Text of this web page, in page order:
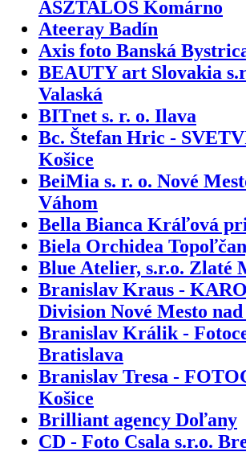
ASZTALOS Komárno
Ateeray Badín
Axis foto Banská
BEAUTY art Slovakia
Valaská
BITnet s. r. o. Ilava
Bc. Štefan Hric -
Košice
BeiMia s. r. o. Nové
Váhom
Bella Bianca Kráľová
Biela Orchidea
Blue Atelier, s.r.o. Zlaté
Branislav Kraus - KARO
Division Nové Mesto
Branislav Králik -
Bratislava
Branislav Tresa -
Košice
Brilliant agency Doľany
CD - Foto Csala s.r.o.